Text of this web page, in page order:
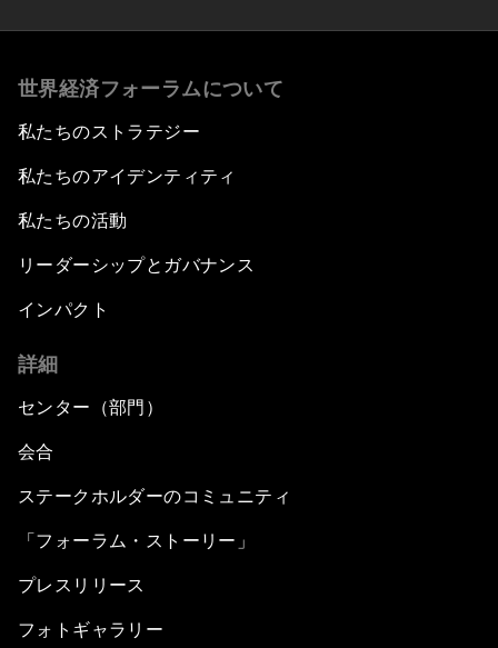
世界経済フォーラムについて
私たちのストラテジー
私たちのアイデンティティ
私たちの活動
リーダーシップとガバナンス
インパクト
詳細
センター（部門）
会合
ステークホルダーのコミュニティ
「フォーラム・ストーリー」
プレスリリース
フォトギャラリー